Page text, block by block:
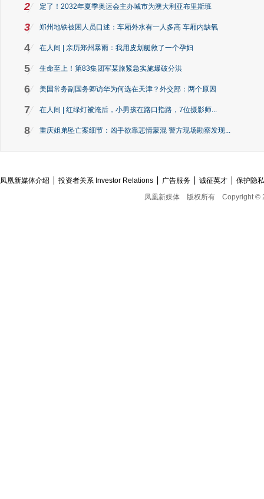
2 定了！2032年夏季奥运会主办城市为澳大利亚布里斯班
3 郑州地铁被困人员口述：车厢外水有一人多高 车厢内缺氧
4 在人间 | 亲历郑州暴雨：我用皮划艇救了一个孕妇
5 生命至上！第83集团军某旅紧急实施爆破分洪
6 美国常务副国务卿访华为何选在天津？外交部：两个原因
7 在人间 | 红绿灯被淹后，小男孩在路口指路，7位摄影师...
8 重庆姐弟坠亡案细节：凶手欲靠悲情蒙混 警方现场勘察发现...
凤凰新媒体介绍 投资者关系 Investor Relations 广告服务 诚征英才
保护隐
凤凰新媒体
版权所有 Copyright ©